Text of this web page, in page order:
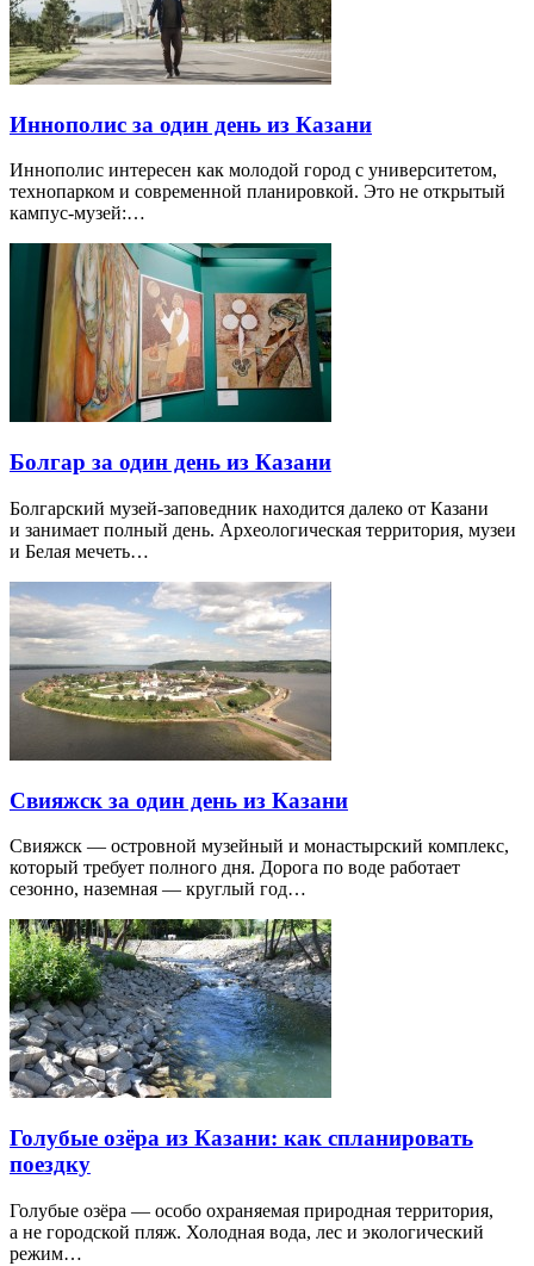
Иннополис за один день из Казани
Иннополис интересен как молодой город с университетом,
технопарком и современной планировкой. Это не открытый
кампус-музей:…
Болгар за один день из Казани
Болгарский музей-заповедник находится далеко от Казани
и занимает полный день. Археологическая территория, музеи
и Белая мечеть…
Свияжск за один день из Казани
Свияжск — островной музейный и монастырский комплекс,
который требует полного дня. Дорога по воде работает
сезонно, наземная — круглый год…
Голубые озёра из Казани: как спланировать
поездку
Голубые озёра — особо охраняемая природная территория,
а не городской пляж. Холодная вода, лес и экологический
режим…